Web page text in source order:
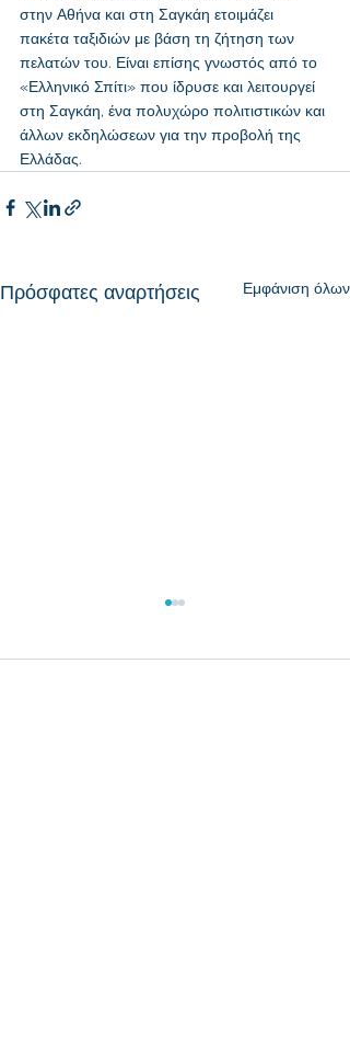
στην Αθήνα και στη Σαγκάη ετοιμάζει
πακέτα ταξιδιών με βάση τη ζήτηση των
πελατών του. Είναι επίσης γνωστός από το
«Ελληνικό Σπίτι» που ίδρυσε και λειτουργεί
στη Σαγκάη, ένα πολυχώρο πολιτιστικών και
άλλων εκδηλώσεων για την προβολή της
Ελλάδας.
Πρόσφατες αναρτήσεις Εμφάνιση όλων